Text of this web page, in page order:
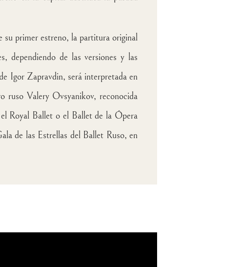
su primer estreno, la partitura original
dependiendo de las versiones y las
Igor Zapravdin, será interpretada en
ruso Valery Ovsyanikov, reconocida
Royal Ballet o el Ballet de la Ópera
de las Estrellas del Ballet Ruso, en